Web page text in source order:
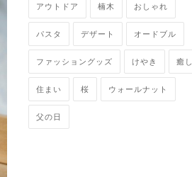
アウトドア 楠木 おしゃれ
パスタ デザート オードブル
ファッショングッズ けやき 癒し
住まい 桜 ウォールナット
父の日